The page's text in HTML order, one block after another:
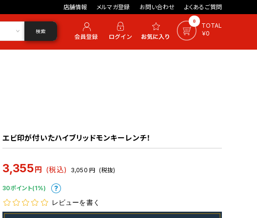
店舗情報 メルマガ登録 お問い合わせ よくあるご質問
0
TOTAL
￥0
検索
エビ印が付いたハイブリッドモンキーレンチ！
3,355円 (税込) 3,050 円 (税抜)
30ポイント(1%)
レビューを書く